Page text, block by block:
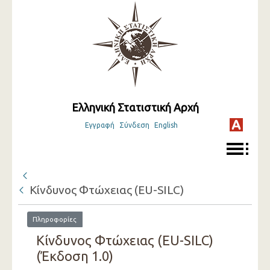
Ελληνική Στατιστική Αρχή
Εγγραφή Σύνδεση English
Κίνδυνος Φτώχειας (EU-SILC)
Πληροφορίες
Κίνδυνος Φτώχειας (EU-SILC)
(Έκδοση 1.0)